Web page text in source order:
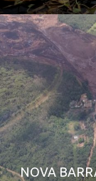
NOVA